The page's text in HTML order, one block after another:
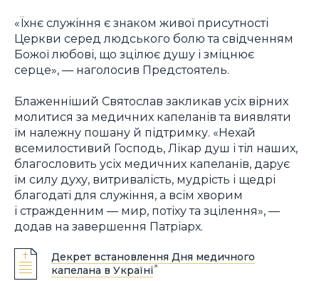
«Їхнє служіння є знаком живої присутності
Церкви серед людського болю та свідченням
Божої любові, що зцілює душу і зміцнює
серце», — наголосив Предстоятель.
Блаженніший Святослав закликав усіх вірних
молитися за медичних капеланів та виявляти
їм належну пошану й підтримку. «Нехай
всемилостивий Господь, Лікар душ і тіл наших,
благословить усіх медичних капеланів, дарує
їм силу духу, витривалість, мудрість і щедрі
благодаті для служіння, а всім хворим
і стражденним — мир, потіху та зцілення», —
додав на завершення Патріарх.
Декрет встановлення Дня медичного
капелана в Україні